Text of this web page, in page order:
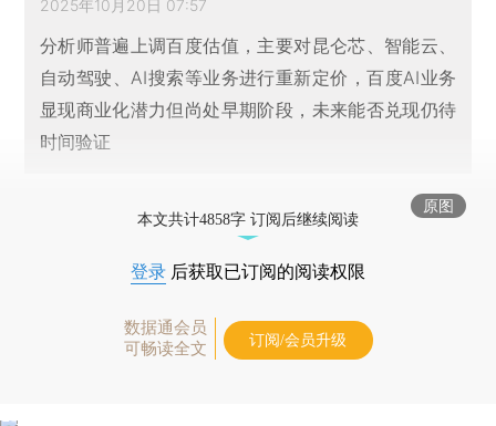
2025年10月20日 07:57
分析师普遍上调百度估值，主要对昆仑芯、智能云、
自动驾驶、AI搜索等业务进行重新定价，百度AI业务
显现商业化潜力但尚处早期阶段，未来能否兑现仍待
时间验证
原图
本文共计4858字 订阅后继续阅读
登录 后获取已订阅的阅读权限
数据通会员
可畅读全文
订阅/会员升级